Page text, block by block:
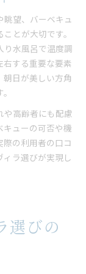
眺望、バーベキュ
とが大切です。
り水風呂で温度調
右する重要な要素
日が美しい方角
や高齢者にも配慮
キューの可否や機
の利用者の口コ
ラ選びが実現し
選びの